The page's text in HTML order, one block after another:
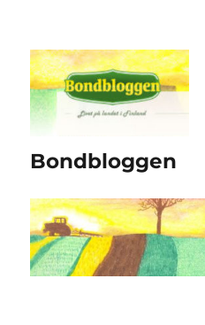
Bondbloggen